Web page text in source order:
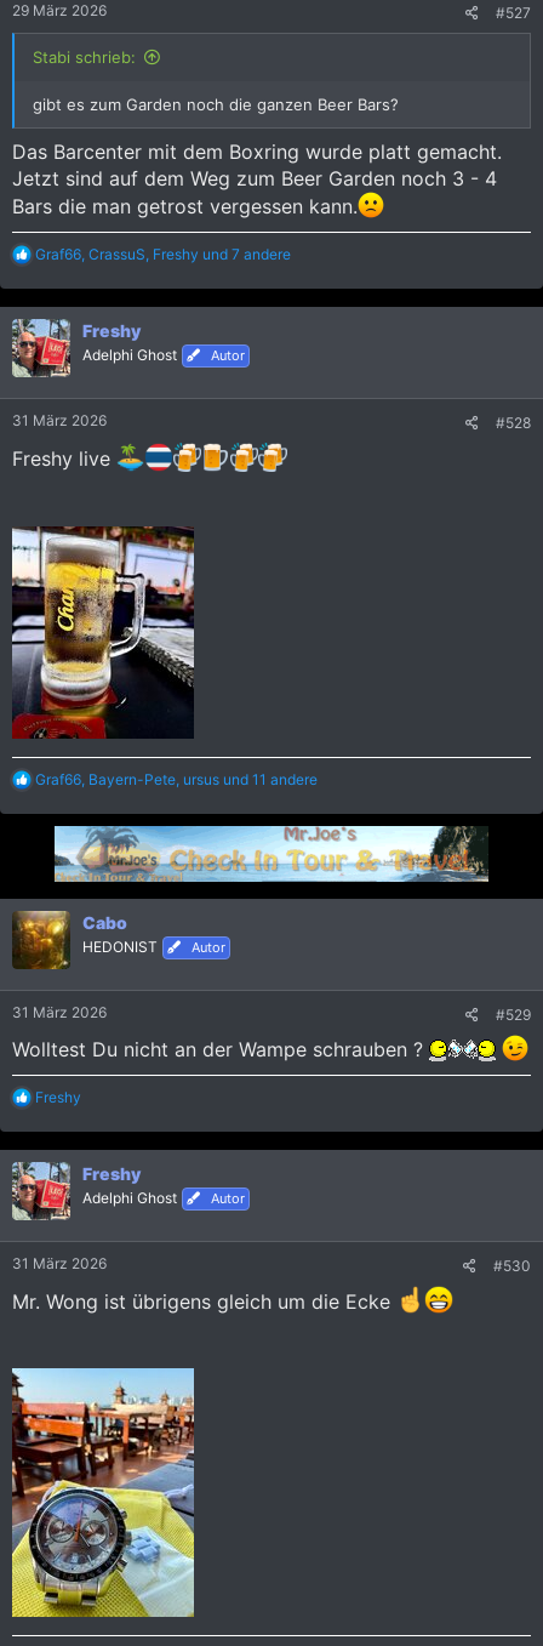
n
:
29 März 2026 #527
Stabi schrieb:
gibt es zum Garden noch die ganzen Beer Bars?
Das Barcenter mit dem Boxring wurde platt gemacht.
Jetzt sind auf dem Weg zum Beer Garden noch 3 - 4
Bars die man getrost vergessen kann.
R
a
k
t
i
o
n
Graf66, CrassuS, Freshy und 7 andere
Freshy
Adelphi Ghost Autor
31 März 2026 #528
Freshy live
R
a
n
e
n
:
Graf66 Bayern-Pete ursus und 11 andere
Cabo
HEDONIST Autor
31 März 2026 #529
Wolltest Du nicht an der Wampe schrauben ?
R
a
k
t
i
o
n
Freshy
Freshy
Adelphi Ghost Autor
31 März 2026 #530
Mr. Wong ist übrigens gleich um die Ecke